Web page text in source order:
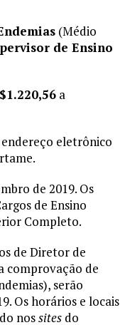
(Médio
de Ensino
a
eletrônico
de 2019. Os
de Ensino
Completo.
de Diretor de
comprovação de
serão
Os horários e locais
nossites do